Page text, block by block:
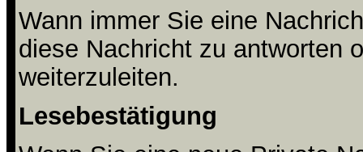
Wann immer Sie eine
diese Nachricht zu antworten
weiterzuleiten.
Lesebestätigung